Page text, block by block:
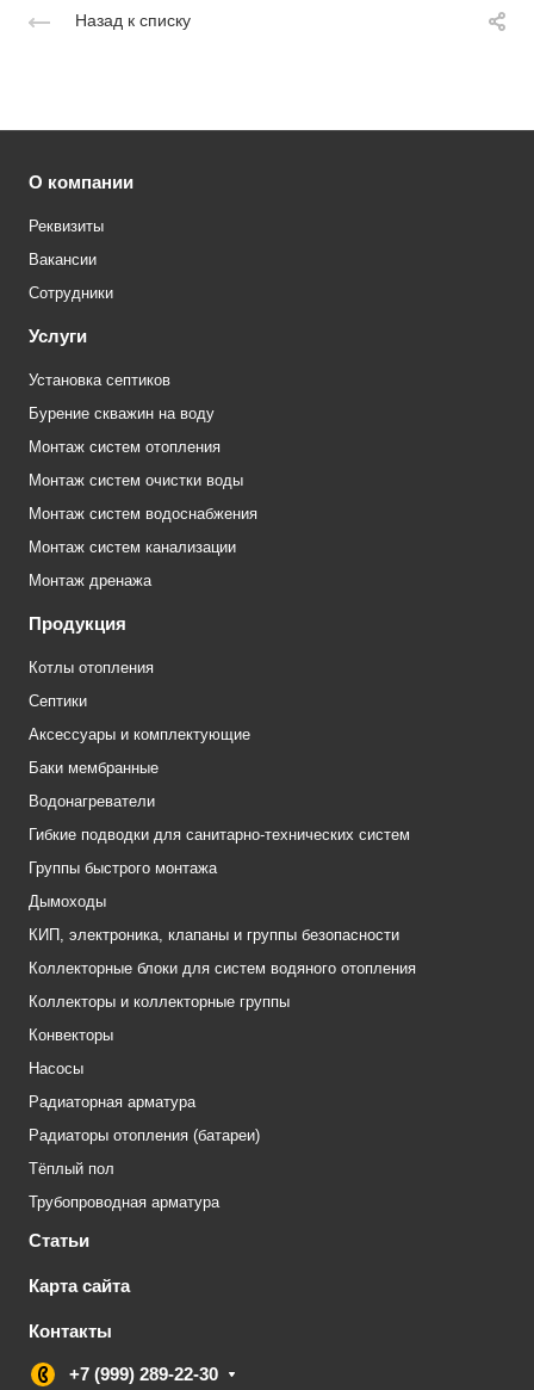
Назад к списку
О компании
Реквизиты
Вакансии
Сотрудники
Услуги
Установка септиков
Бурение скважин на воду
Монтаж систем отопления
Монтаж систем очистки воды
Монтаж систем водоснабжения
Монтаж систем канализации
Монтаж дренажа
Продукция
Котлы отопления
Септики
Аксессуары и комплектующие
Баки мембранные
Водонагреватели
Гибкие подводки для санитарно-технических систем
Группы быстрого монтажа
Дымоходы
КИП, электроника, клапаны и группы безопасности
Коллекторные блоки для систем водяного отопления
Коллекторы и коллекторные группы
Конвекторы
Насосы
Радиаторная арматура
Радиаторы отопления (батареи)
Тёплый пол
Трубопроводная арматура
Статьи
Карта сайта
Контакты
+7 (999) 289-22-30